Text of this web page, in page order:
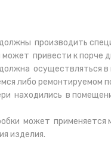
должны производить
привести к порче
осуществляться
либо ремонтируемом
находились в
может
изделия.